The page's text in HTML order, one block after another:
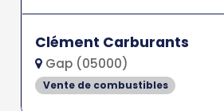
Clément Carburants
Gap (05000)
Vente de combustibles